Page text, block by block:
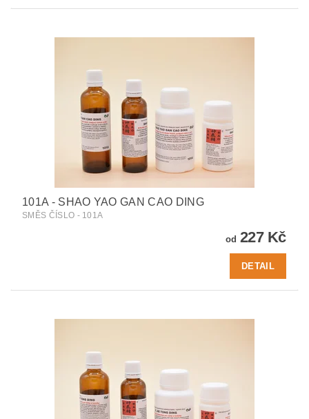
101A - SHAO YAO GAN CAO DING
SMĚS ČÍSLO - 101A
od 227 Kč
DETAIL